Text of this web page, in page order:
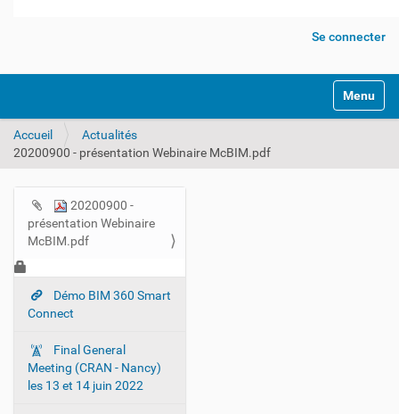
Se connecter
Activer/
Accueil
Actualités
20200900 - présentation Webinaire McBIM.pdf
N
a
i
g
a
t
i
o
20200900 -
présentation Webinaire
McBIM.pdf
Démo BIM 360 Smart
Connect
Final General
Meeting (CRAN - Nancy)
les 13 et 14 juin 2022